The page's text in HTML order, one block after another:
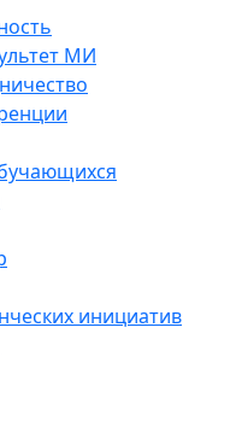
МИ
инициатив